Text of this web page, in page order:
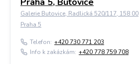
Galerie Butovice, Radlická 520/117, 158 00
Praha 5
Telefon: +420 730 771 203
Info k zakázkám: +420 778 759 708